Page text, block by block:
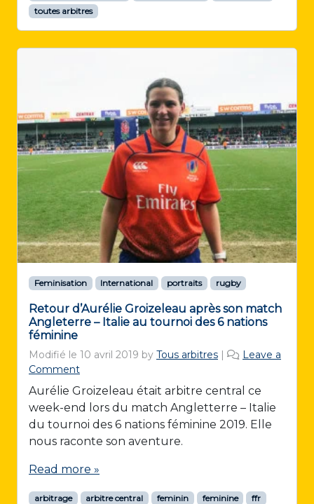
toutes arbitres
Feminisation International portraits rugby
Retour d’Aurélie Groizeleau après son match
Angleterre – Italie au tournoi des 6 nations
féminine
Modifié le 10 avril 2019 by Tous arbitres |
Leave a
Comment
Aurélie Groizeleau était arbitre central ce
week-end lors du match Angletterre – Italie
du tournoi des 6 nations féminine 2019. Elle
nous raconte son aventure.
Read more »
arbitrage arbitre central feminin feminine
ffr